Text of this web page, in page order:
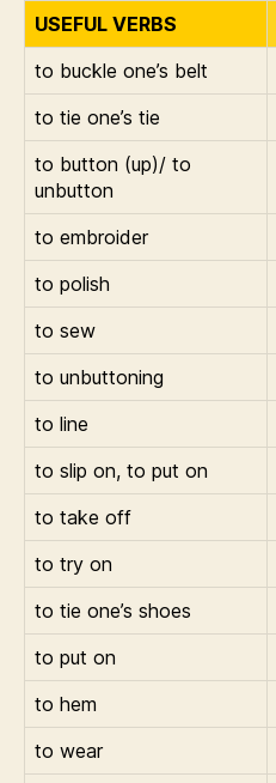
USEFUL VERBS
to buckle one’s belt
to tie one’s tie
to button (up)/ to
unbutton
to embroider
to polish
to sew
to unbuttoning
to line
to slip on, to put on
to take off
to try on
to tie one’s shoes
to put on
to hem
to wear